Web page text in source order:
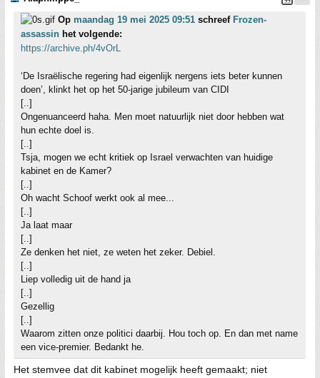
Op maandag 19 mei 2025 09:51 schreef Frozen-
assassin het volgende:
https://archive.ph/4vOrL
‘De Israëlische regering had eigenlijk nergens iets beter kunnen
doen’, klinkt het op het 50-jarige jubileum van CIDI
[..]
Ongenuanceerd haha. Men moet natuurlijk niet door hebben wat
hun echte doel is.
[..]
Tsja, mogen we echt kritiek op Israel verwachten van huidige
kabinet en de Kamer?
[..]
Oh wacht Schoof werkt ook al mee...
[..]
Ja laat maar
[..]
Ze denken het niet, ze weten het zeker. Debiel.
[..]
Liep volledig uit de hand ja
[..]
Gezellig
[..]
Waarom zitten onze politici daarbij. Hou toch op. En dan met name
een vice-premier. Bedankt he.
Het stemvee dat dit kabinet mogelijk heeft gemaakt; niet